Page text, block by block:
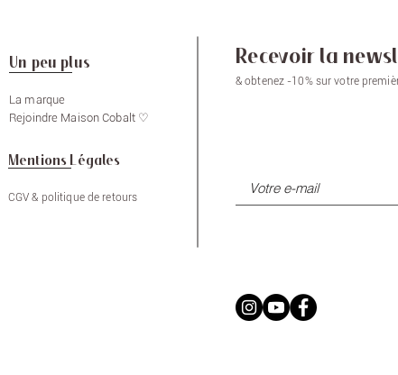
Recevoir la
& obtenez -10% sur votre
Un peu plus
La marque
Rejoindre Maison Cobalt ♡
Mentions Légales
CGV & politique de retours